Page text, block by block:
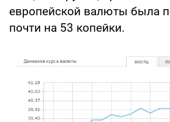
европейской валюты была
почти на 53 копейки.